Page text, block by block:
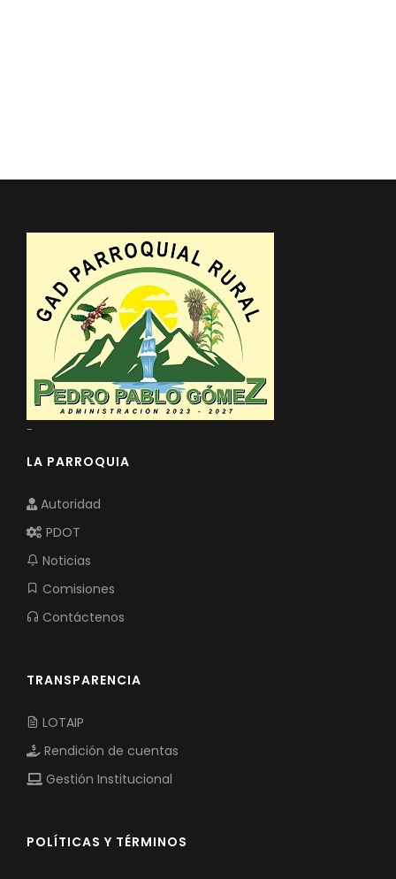
-
LA PARROQUIA
Autoridad
PDOT
Noticias
Comisiones
Contáctenos
TRANSPARENCIA
LOTAIP
Rendición de cuentas
Gestión Institucional
POLÍTICAS Y TÉRMINOS